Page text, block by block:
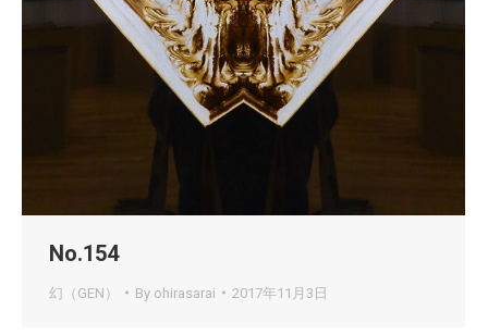
No.154
幻（GEN） By ohirasarai 2017年11月3日